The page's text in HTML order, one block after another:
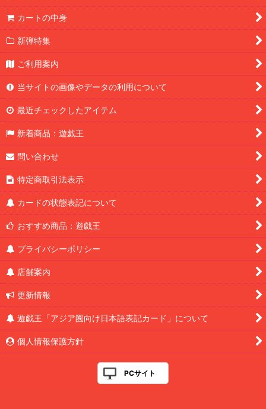
カートの中身
新弾特集
ご利用案内
当サイトの画像やデータの利用について
最近チェックしたアイテム
新着商品：遊戯王
問い合わせ
特定商取引法表示
カードの状態表記について
おすすめ商品：遊戯王
プライバシーポリシー
店舗案内
更新情報
遊戯王「アジア圏向け日本語表記カード」について
個人情報保護方針
PCサイト